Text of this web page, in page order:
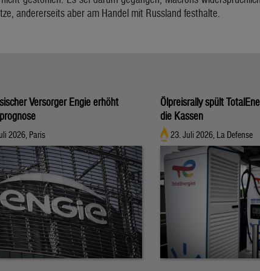
andererseits aber am Handel mit Russland festhalte.
Versorger Engie erhöht
2026, Paris
Ölpreisrally spült
die Kassen
23. Juli 2026, La Defense